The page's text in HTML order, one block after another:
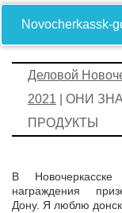
Novocherkassk-
Деловой
2021 | ОНИ
ПРОДУКТЫ
В
награждения
Дону. Я люблю